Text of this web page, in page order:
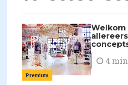
Premium
Welkom
4